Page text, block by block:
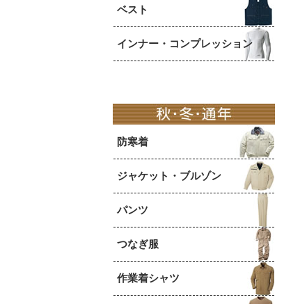
ベスト
インナー・コンプレッション
防寒着
ジャケット・ブルゾン
パンツ
つなぎ服
作業着シャツ